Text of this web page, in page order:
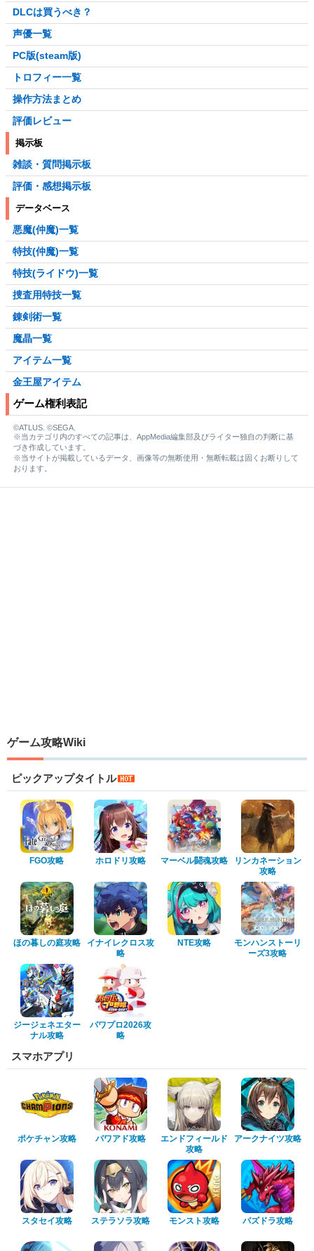
DLCは買うべき？
声優一覧
PC版(steam版)
トロフィー一覧
操作方法まとめ
評価レビュー
掲示板
雑談・質問掲示板
評価・感想掲示板
データベース
悪魔(仲魔)一覧
特技(仲魔)一覧
特技(ライドウ)一覧
捜査用特技一覧
錬剣術一覧
魔晶一覧
アイテム一覧
金王屋アイテム
ゲーム権利表記
©ATLUS. ©SEGA.
※当カテゴリ内のすべての記事は、AppMedia編集部及びライター独自の判断に基
づき作成しています。
※当サイトが掲載しているデータ、画像等の無断使用・無断転載は固くお断りして
おります。
ゲーム攻略Wiki
ピックアップタイトル
FGO攻略 ホロドリ攻略 マーベル闘魂攻略
リンカネーション
攻略
ほの暮しの庭攻略
イナイレクロス攻
略
NTE攻略
モンハンストーリ
ーズ3攻略
ジージェネエター
ナル攻略
パワプロ2026攻
略
スマホアプリ
ポケチャン攻略 パワアド攻略
エンドフィールド
攻略
アークナイツ攻略
スタセイ攻略 ステラソラ攻略 モンスト攻略 パズドラ攻略